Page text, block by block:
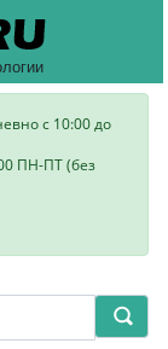
с 10:00 до
ПН-ПТ (без